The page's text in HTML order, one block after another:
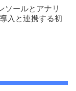
ソールとアナリ
入と連携する初